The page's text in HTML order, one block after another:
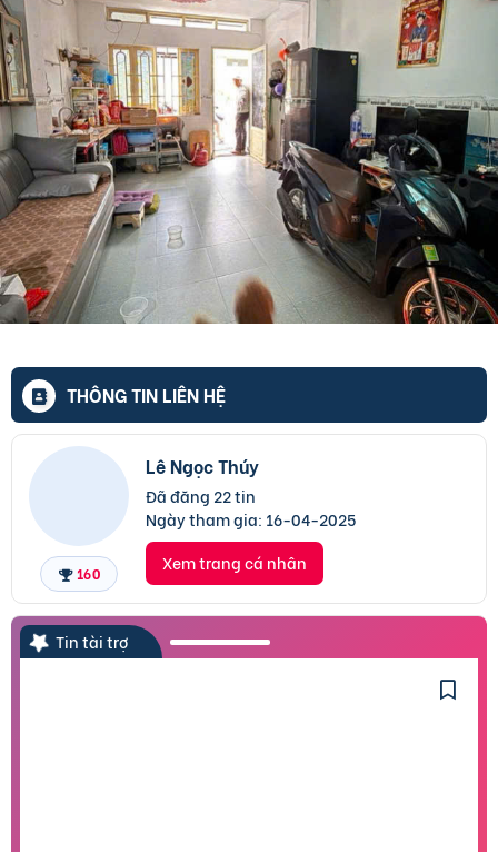
THÔNG TIN LIÊN HỆ
160
Lê Ngọc Thúy
Đã đăng 22 tin
Ngày tham gia: 16-04-2025
Xem trang cá nhân
Tin tài trợ